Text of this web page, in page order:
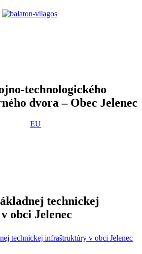
technologického
dvora – Obec Jelenec
technickej
obci Jelenec